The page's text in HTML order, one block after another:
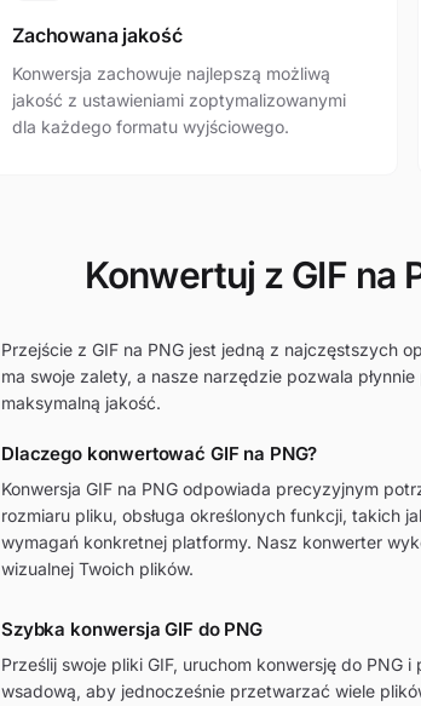
Zachowana jakość
Konwersja zachowuje najlepszą możliwą
jakość z ustawieniami zoptymalizowanymi
dla każdego formatu wyjściowego.
Konwertuj z GIF na
Przejście z GIF na PNG jest jedną z najczęstszych
ma swoje zalety, a nasze narzędzie pozwala
maksymalną jakość.
Dlaczego konwertować GIF na PNG?
Konwersja GIF na PNG odpowiada precyzyjnym
rozmiaru pliku, obsługa określonych funkcji, takich
wymagań konkretnej platformy. Nasz konwerter
wizualnej Twoich plików.
Szybka konwersja GIF do PNG
Prześlij swoje pliki GIF, uruchom konwersję do PNG
wsadową, aby jednocześnie przetwarzać wiele